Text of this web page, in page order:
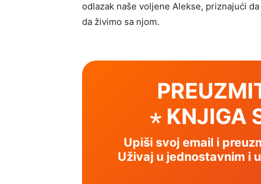
odlazak naše voljene Alekse, priznajući
da živimo sa njom.
⋆ KNJIGA
Upiši svoj email i
Uživaj u jednostavnim i